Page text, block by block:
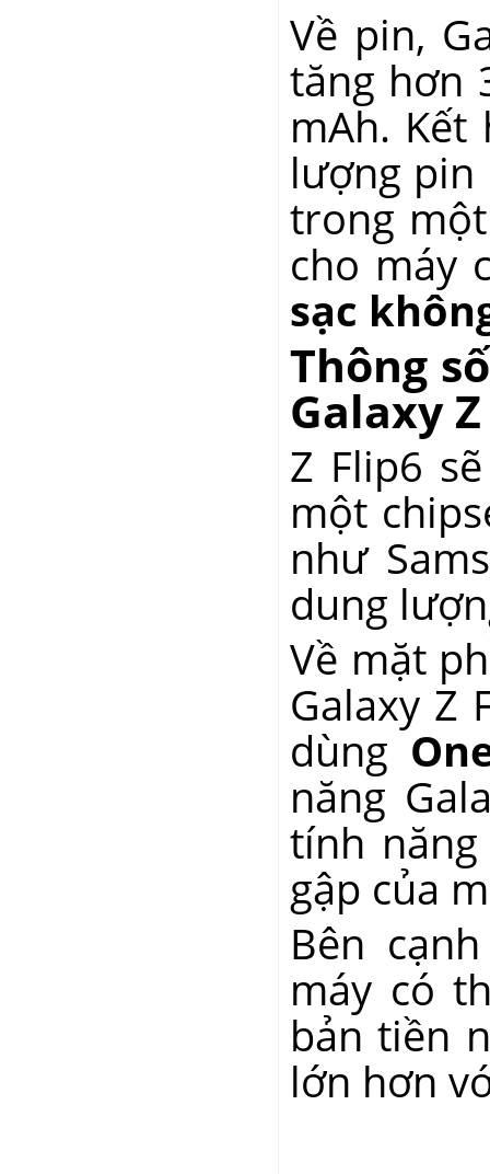
Về pin,
tăng hơn
mAh.
lượng pin
trong
cho máy
sạc
Thông
Galaxy
Z Flip6
một
như
dung
Về mặt
Galaxy Z
dùng
năng
tính
gập của
Bên
máy có
bản tiền
lớn hơn